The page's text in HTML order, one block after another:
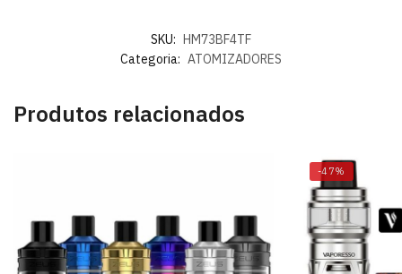
SKU:
HM73BF4TF
Categoria: ATOMIZADORES
Produtos relacionados
-47%